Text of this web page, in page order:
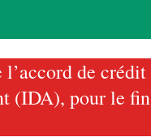
de crédit
(IDA), pour le